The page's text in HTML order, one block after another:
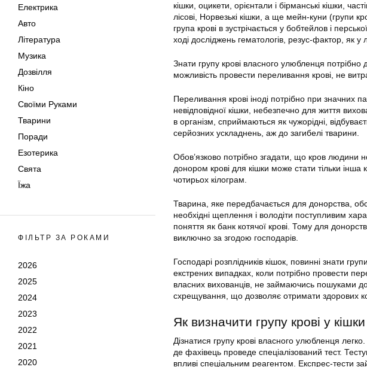
Електрика
Авто
Література
Музика
Дозвілля
Кіно
Своїми Руками
Тварини
Поради
Езотерика
Свята
Їжа
ФІЛЬТР ЗА РОКАМИ
2026
2025
2024
2023
2022
2021
2020
кішки, оцикети, орієнтали і бірманські кішки,
лісові, Норвезькі кішки, а ще мейн-куни (групи
група крові в зустрічається у бобтейлов і
ході досліджень гематологів, резус-фактор, як у
Знати групу крові власного улюбленця потрібно
можливість провести переливання крові, не
Переливання крові іноді потрібно при значних
невідповідної кішки, небезпечно для життя
в організм, сприймаються як чужорідні,
серйозних ускладнень, аж до загибелі тварини.
Обов’язково потрібно згадати, що кров людини
донором крові для кішки може стати тільки
чотирьох кілограм.
Тварина, яке передбачається для донорства,
необхідні щеплення і володіти поступливим
поняття як банк котячої крові. Тому для
виключно за згодою господарів.
Господарі розплідників кішок, повинні знати
екстрених випадках, коли потрібно провести
власних вихованців, не займаючись пошуками
схрещування, що дозволяє отримати здорових
Як визначити групу крові у кішки
Дізнатися групу крові власного улюбленця
де фахівець проведе спеціалізований тест.
впливі спеціальним реагентом. Експрес-тести